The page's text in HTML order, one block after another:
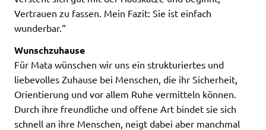
Vertrauen zu fassen. Mein Fazit: Sie ist einfach
wunderbar.“
Wunschzuhause
Für Mata wünschen wir uns ein strukturiertes und
liebevolles Zuhause bei Menschen, die ihr Sicherheit,
Orientierung und vor allem Ruhe vermitteln können.
Durch ihre freundliche und offene Art bindet sie sich
schnell an ihre Menschen, neigt dabei aber manchmal